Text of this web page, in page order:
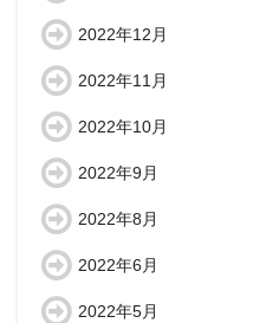
2022年12月
2022年11月
2022年10月
2022年9月
2022年8月
2022年6月
2022年5月